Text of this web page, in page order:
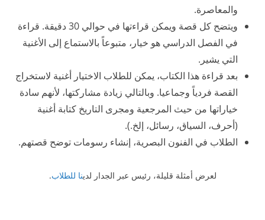
والمعاصرة.
ويتضح كل قصة ويمكن قراءتها في حوالي 30 دقيقة. قراءة
في الفصل الدراسي هو خيار، متبوعاً بالاستماع إلى الأغنية
التي يشير.
بعد قراءة هذا الكتاب، يمكن للطلاب الاختيار أغنية لاستخراج
القصة فردياً وجماعيا. وبالتالي زيادة مشاركتها، لأنهم سادة
خياراتها من حيث المرجعية ومجرى التاريخ كتابة أغنية
(أحرف، السياق، رسائل، إلخ.).
الطلاب في الفنون البصرية، إنشاء رسومات توضح قصتهم.
لعرض أمثلة قليلة، رئيس عبر الجدار لدينا للطلاب.